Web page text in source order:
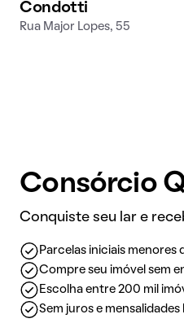
Condotti
Rua Major Lopes, 55
Consórcio
Conquiste seu lar e
Parcelas iniciais
Compre seu imóvel sem
Escolha entre 200 mil
Sem juros e mensalidades